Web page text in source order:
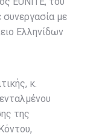
συνεργασία με
Ελληνίδων
κ.
της